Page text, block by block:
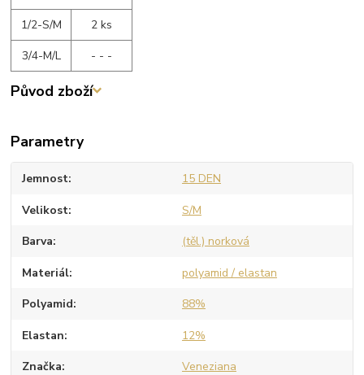
1/2-S/M
2 ks
3/4-M/L
- - -
Původ zboží
Parametry
Jemnost 15 DEN
Velikost S/M
Barva (těl.) norková
Materiál polyamid / elastan
Polyamid 88%
Elastan 12%
Značka Veneziana